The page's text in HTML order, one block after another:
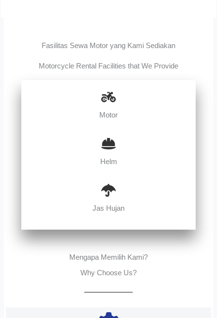
Fasilitas Sewa Motor yang Kami Sediakan
Motorcycle Rental Facilities that We Provide
Motor
Helm
Jas Hujan
Mengapa Memilih Kami?
Why Choose Us?